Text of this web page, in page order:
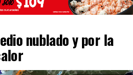
nublado y por la